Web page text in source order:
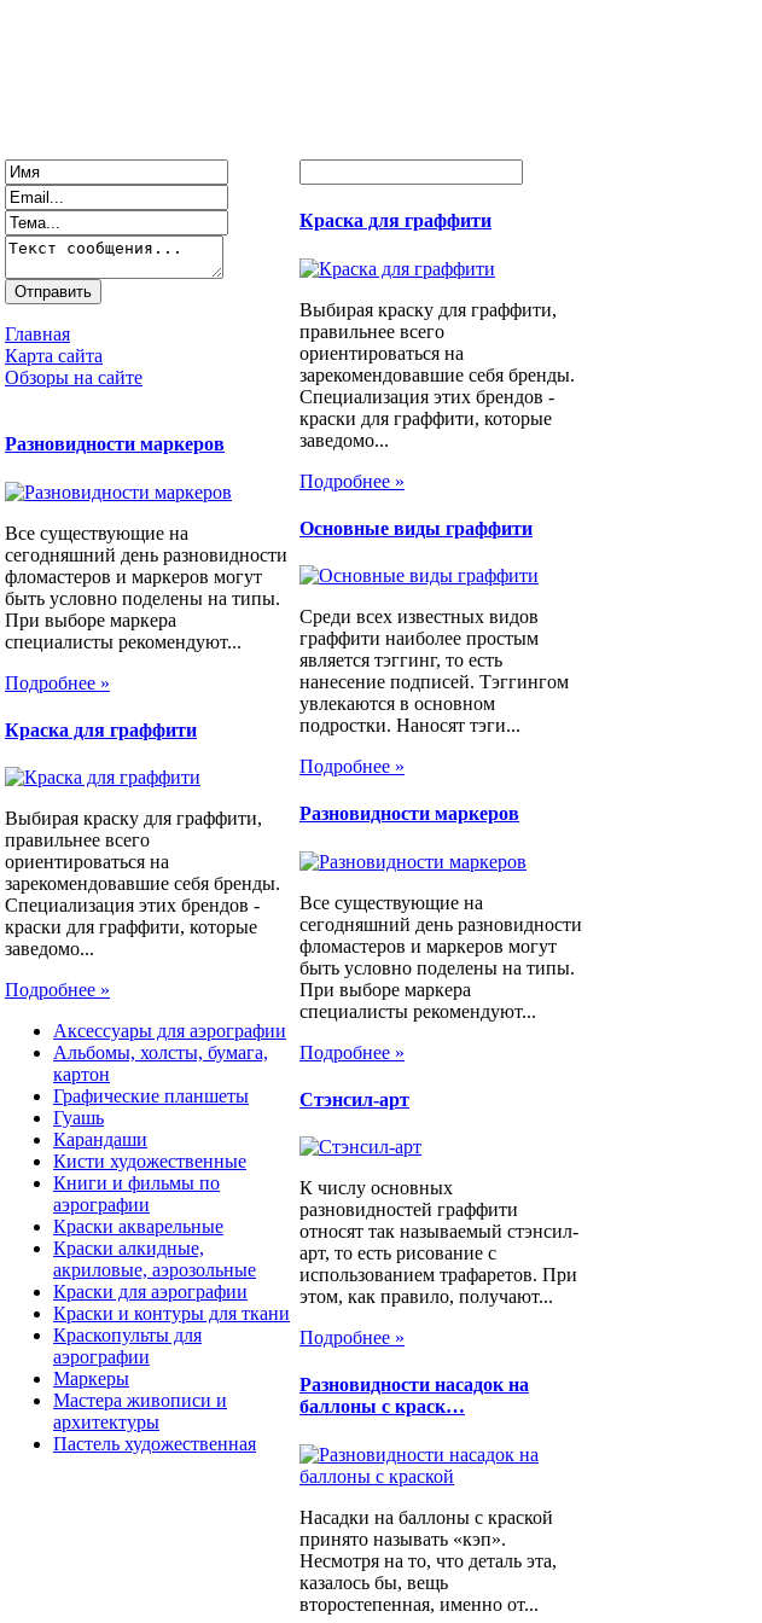
Главная
Карта сайта
Обзоры на сайте
Разновидности маркеров
Все существующие на
сегодняшний день разновидности
фломастеров и маркеров могут
быть условно поделены на типы.
При выборе маркера
специалисты рекомендуют...
Подробнее »
Краска для граффити
Выбирая краску для граффити,
правильнее всего
ориентироваться на
зарекомендовавшие себя бренды.
Специализация этих брендов -
краски для граффити, которые
заведомо...
Подробнее »
Аксессуары для аэрографии
Альбомы, холсты, бумага,
картон
Графические планшеты
Гуашь
Карандаши
Кисти художественные
Книги и фильмы по
аэрографии
Краски акварельные
Краски алкидные,
акриловые, аэрозольные
Краски для аэрографии
Краски и контуры для ткани
Краскопульты для
аэрографии
Маркеры
Мастера живописи и
архитектуры
Пастель художественная
Краска для граффити
Выбирая краску для граффити,
правильнее всего
ориентироваться на
зарекомендовавшие себя бренды.
Специализация этих брендов -
краски для граффити, которые
заведомо...
Подробнее »
Основные виды граффити
Среди всех известных видов
граффити наиболее простым
является тэггинг, то есть
нанесение подписей. Тэггингом
увлекаются в основном
подростки. Наносят тэги...
Подробнее »
Разновидности маркеров
Все существующие на
сегодняшний день разновидности
фломастеров и маркеров могут
быть условно поделены на типы.
При выборе маркера
специалисты рекомендуют...
Подробнее »
Стэнсил-арт
К числу основных
разновидностей граффити
относят так называемый стэнсил-
арт, то есть рисование с
использованием трафаретов. При
этом, как правило, получают...
Подробнее »
Разновидности насадок на
баллоны с краск…
Насадки на баллоны с краской
принято называть «кэп».
Несмотря на то, что деталь эта,
казалось бы, вещь
второстепенная, именно от...